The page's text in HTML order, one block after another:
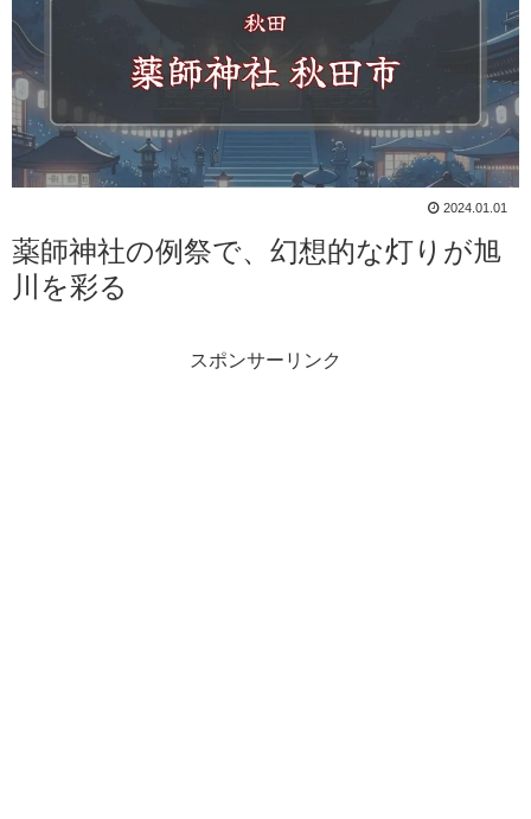
2024.01.01
薬師神社の例祭で、幻想的な灯りが旭
川を彩る
スポンサーリンク